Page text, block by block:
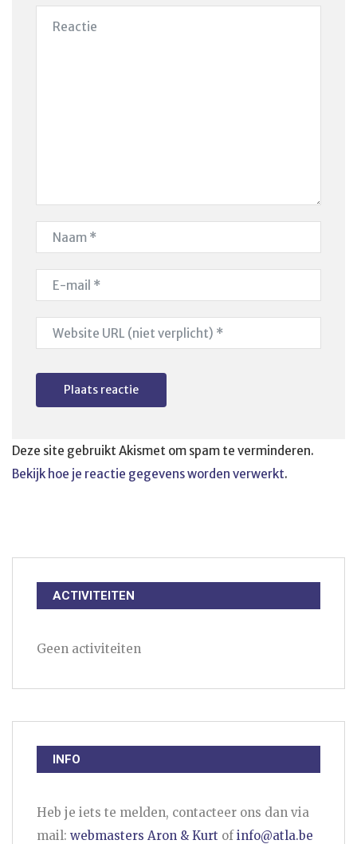
Deze site gebruikt Akismet om spam te verminderen.
Bekijk hoe je reactie gegevens worden verwerkt.
ACTIVITEITEN
Geen activiteiten
INFO
Heb je iets te melden, contacteer ons dan via
mail: webmasters Aron & Kurt ofinfo@atla.be